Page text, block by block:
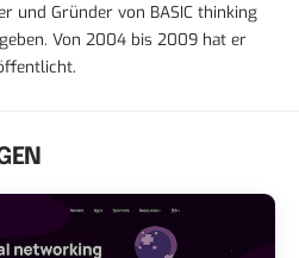
und Gründer von BASIC thinking
Von 2004 bis 2009 hat er